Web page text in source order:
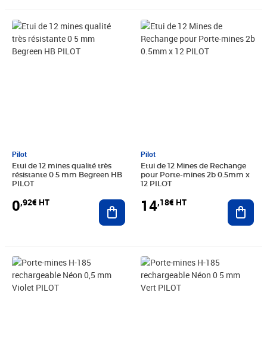
Pilot
Etui de 12 mines qualité très
résistante 0 5 mm Begreen HB
PILOT
0,92€ HT
Prix 0,92€ HT
Ajouter au panier
Pilot
Etui de 12 Mines de Rechange
pour Porte-mines 2b 0.5mm x
12 PILOT
14,18€ HT
Prix 14,18€ HT
Prix 1,93€ HT Prix 1,94€ HT